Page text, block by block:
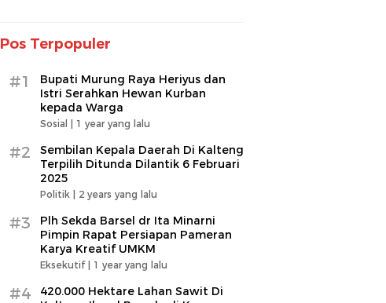
Pos Terpopuler
#1
Bupati Murung Raya Heriyus dan
Istri Serahkan Hewan Kurban
kepada Warga
Sosial | 1 year yang lalu
#2
Sembilan Kepala Daerah Di Kalteng
Terpilih Ditunda Dilantik 6 Februari
2025
Politik | 2 years yang lalu
#3
Plh Sekda Barsel dr Ita Minarni
Pimpin Rapat Persiapan Pameran
Karya Kreatif UMKM
Eksekutif | 1 year yang lalu
#4
420.000 Hektare Lahan Sawit Di